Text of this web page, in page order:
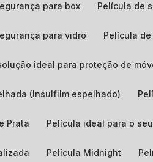
para box Película de
para vidro Película
ideal para proteção de
(Insulfilm espelhado)
Prata Película ideal para o
Película Midnight